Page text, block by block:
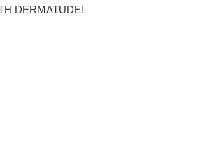
DERMATUDE!